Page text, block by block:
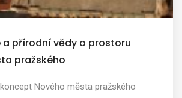
a přírodní vědy o prostoru
pražského
Nového města pražského